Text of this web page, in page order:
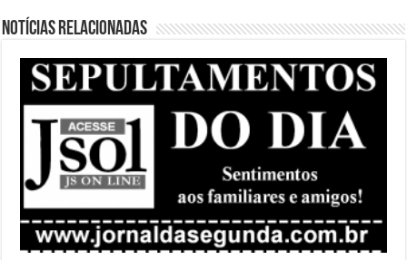
Notícias relacionadas